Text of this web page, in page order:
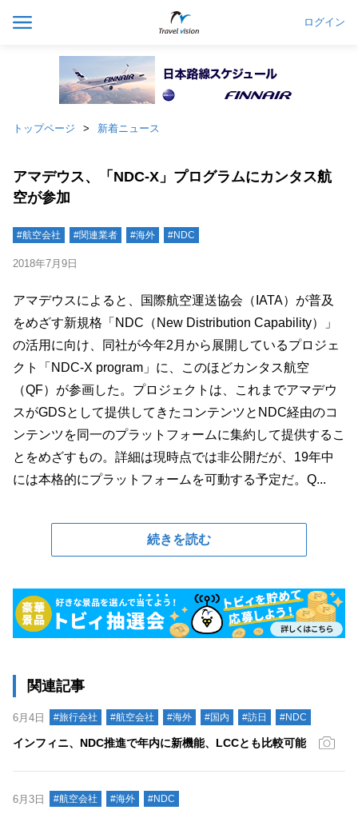
ログイン
トップページ 新着ニュース
アマデウス、「NDC-X」プログラムにカンタス航
空が参加
#航空会社 #関連業者 #海外 #NDC
2018年7月9日
アマデウスによると、国際航空運送協会（IATA）が普及
をめざす新規格「NDC（New Distribution Capability）」
の活用に向け、同社が今年2月から展開しているプロジェ
クト「NDC-X program」に、このほどカンタス航空
（QF）が参画した。プロジェクトは、これまでアマデウ
スがGDSとして提供してきたコンテンツとNDC経由のコ
ンテンツを同一のプラットフォームに集約して提供するこ
とをめざすもの。詳細は現時点では非公開だが、19年中
には本格的にプラットフォームを可動する予定だ。Q...
続きを読む
関連記事
6月4日 #旅行会社 #航空会社 #海外 #国内 #訪日 #NDC
インフィニ、NDC推進で年内に新機能、LCCとも比較可能
6月3日 #航空会社 #海外 #NDC